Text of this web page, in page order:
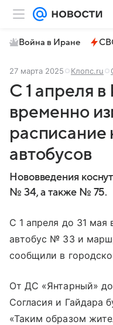
Война в Иране
27 марта 2025 Клопс.ru
С 1 апреля
временно
расписание
автобусов
Нововведения
№ 34, а также № 75.
С 1 апреля до 31 мая
автобус № 33 и
сообщили в
От ДС «Янтарный»
Согласия и Гайдара
«Таким образом